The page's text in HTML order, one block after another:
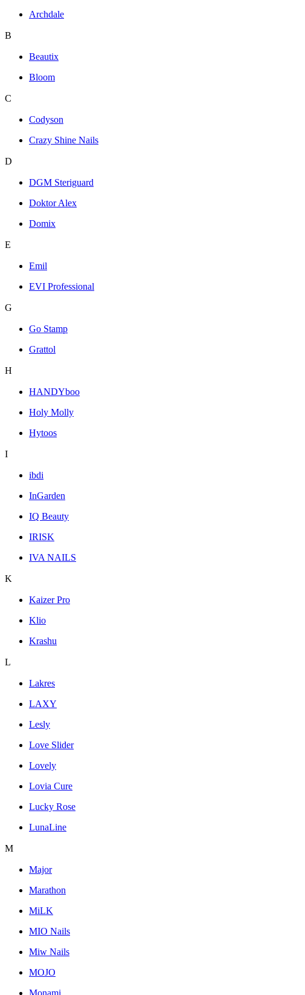
Archdale
B
Beautix
Bloom
C
Codyson
Crazy Shine Nails
D
DGM Steriguard
Doktor Alex
Domix
E
Emil
EVI Professional
G
Go Stamp
Grattol
H
HANDYboo
Holy Molly
Hytoos
I
ibdi
InGarden
IQ Beauty
IRISK
IVA NAILS
K
Kaizer Pro
Klio
Krashu
L
Lakres
LAXY
Lesly
Love Slider
Lovely
Lovia Cure
Lucky Rose
LunaLine
M
Major
Marathon
MiLK
MIO Nails
Miw Nails
MOJO
Monami